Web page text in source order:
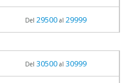
Del 29500al 29999
Del 30500al 30999